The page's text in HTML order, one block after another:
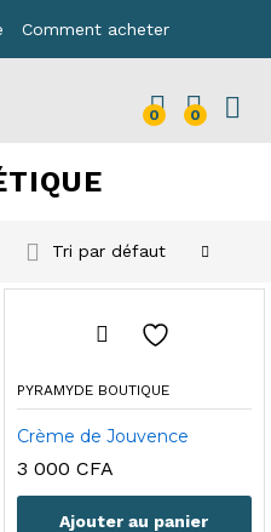
Comment acheter
0 0
Tri par défaut
PYRAMYDE BOUTIQUE
Crème de Jouvence
3 000 CFA
Ajouter au panier